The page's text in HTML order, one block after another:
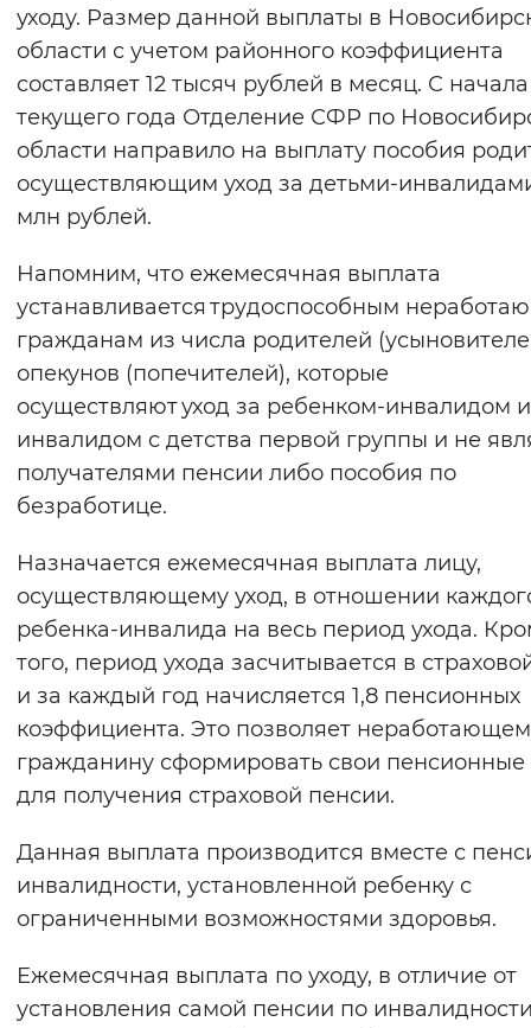
Синий фон
Изображения
Включены Выключены
Звуковой ассистент
Вернуть стандартные настройки
уходу. Размер данной выплаты в
области с учетом районного коэффициента
составляет 12 тысяч рублей в месяц. С начала
текущего года Отделение СФР по
области направило на выплату пособия
осуществляющим уход за детьми-
млн рублей.
Напомним, что ежемесячная выплата
устанавливается трудоспособным
гражданам из числа родителей
опекунов (попечителей), которые
осуществляют уход за ребенком-инвалидом
инвалидом с детства первой группы и не
получателями пенсии либо пособия по
безработице.
Назначается ежемесячная выплата лицу,
осуществляющему уход, в отношении
ребенка-инвалида на весь период ухода.
того, период ухода засчитывается в
и за каждый год начисляется 1,8 пенсионных
коэффициента. Это позволяет
гражданину сформировать свои пенсионные
для получения страховой пенсии.
Данная выплата производится вместе с
инвалидности, установленной ребенку с
ограниченными возможностями здоровья.
Ежемесячная выплата по уходу, в отличие от
установления самой пенсии по